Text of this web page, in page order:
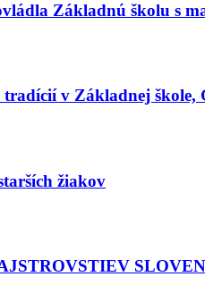
Základnú školu s
v Základnej škole,
žiakov